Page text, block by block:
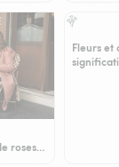
roses…
Fleurs et